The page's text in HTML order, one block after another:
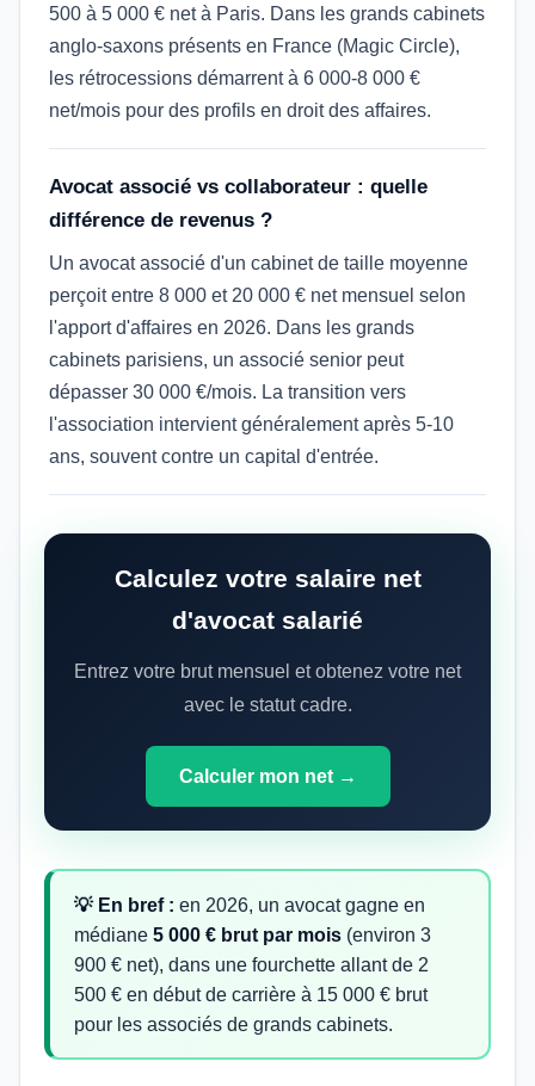
500 à 5 000 € net à Paris. Dans les grands cabinets
anglo-saxons présents en France (Magic Circle),
les rétrocessions démarrent à 6 000-8 000 €
net/mois pour des profils en droit des affaires.
Avocat associé vs collaborateur : quelle
différence de revenus ?
Un avocat associé d'un cabinet de taille moyenne
perçoit entre 8 000 et 20 000 € net mensuel selon
l'apport d'affaires en 2026. Dans les grands
cabinets parisiens, un associé senior peut
dépasser 30 000 €/mois. La transition vers
l'association intervient généralement après 5-10
ans, souvent contre un capital d'entrée.
Calculez votre salaire net
d'avocat salarié
Entrez votre brut mensuel et obtenez votre net
avec le statut cadre.
Calculer mon net →
💡 En bref : en 2026, un avocat gagne en
médiane 5 000 € brut par mois (environ 3
900 € net), dans une fourchette allant de 2
500 € en début de carrière à 15 000 € brut
pour les associés de grands cabinets.